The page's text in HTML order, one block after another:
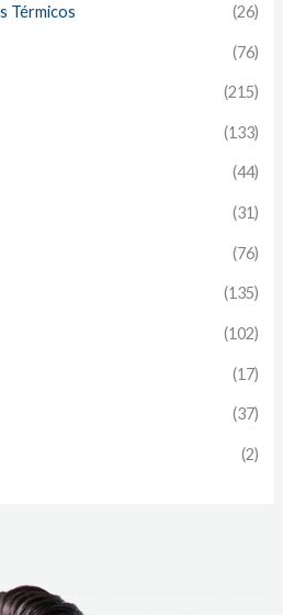
Térmicos (26)
(76)
(215)
(133)
(44)
(31)
(76)
(135)
(102)
(17)
(37)
(2)